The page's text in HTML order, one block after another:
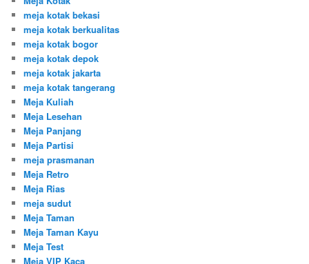
meja kotak bekasi
meja kotak berkualitas
meja kotak bogor
meja kotak depok
meja kotak jakarta
meja kotak tangerang
Meja Kuliah
Meja Lesehan
Meja Panjang
Meja Partisi
meja prasmanan
Meja Retro
Meja Rias
meja sudut
Meja Taman
Meja Taman Kayu
Meja Test
Meja VIP Kaca